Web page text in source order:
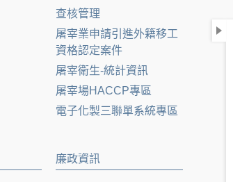
查核管理
屠宰業申請引進外籍移工
資格認定案件
屠宰衛生-統計資訊
屠宰場HACCP專區
電子化製三聯單系統專區
廉政資訊